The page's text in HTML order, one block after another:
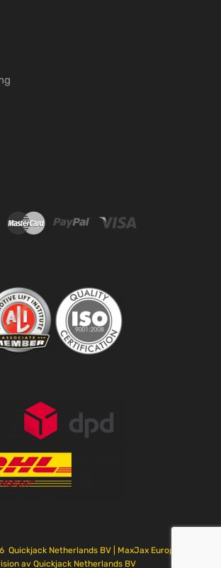
Quickjack Netherlands BV | MaxJax Europe är en
av Quickjack Netherlands BV